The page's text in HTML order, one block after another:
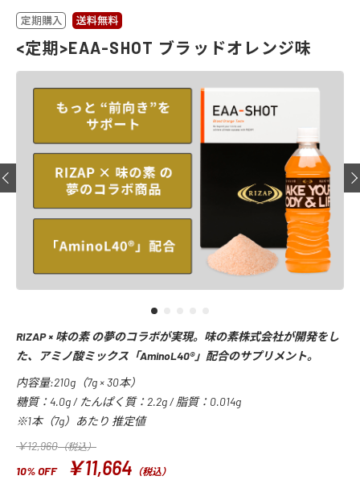
<定期>EAA-SHOT ブラッドオレンジ味
RIZAP × 味の素 の夢のコラボが実現。味の素株式会社が開発をし
た、アミノ酸ミックス「AminoL40®」配合のサプリメント。
内容量:210g（7g × 30本）
糖質：4.0g / たんぱく質：2.2g / 脂質：0.014g
※1本（7g）あたり 推定値
￥12,960（税込）
10% OFF ￥11,664 （税込）